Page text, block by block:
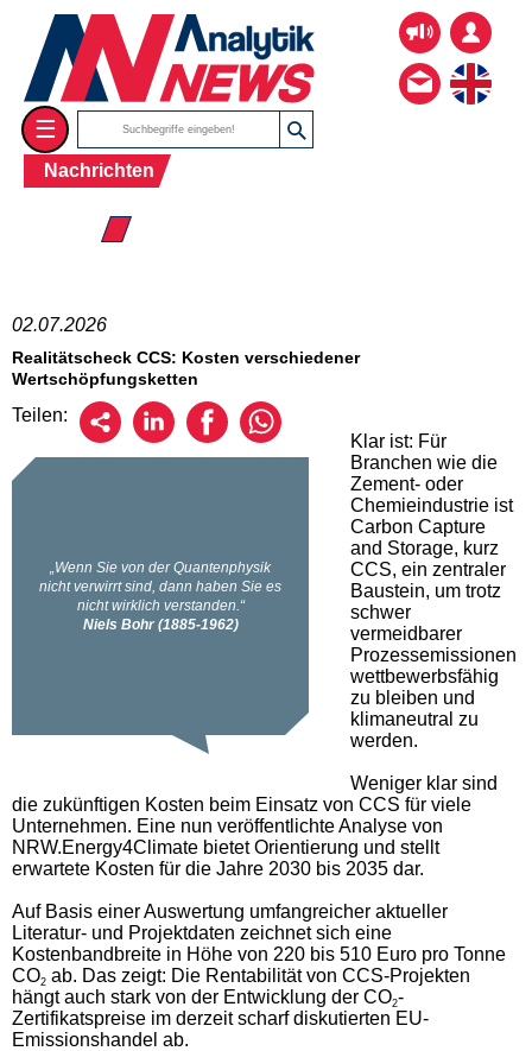
☰
Nachrichten
☰ 2026
02.07.2026
Realitätscheck CCS: Kosten verschiedener
Wertschöpfungsketten
Teilen:
Klar ist: Für
Branchen wie die
Zement- oder
Chemieindustrie ist
Carbon Capture
and Storage, kurz
CCS, ein zentraler
Baustein, um trotz
schwer
vermeidbarer
Prozessemissionen
wettbewerbsfähig
zu bleiben und
klimaneutral zu
werden.
Weniger klar sind
die zukünftigen Kosten beim Einsatz von CCS für viele
Unternehmen. Eine nun veröffentlichte Analyse von
NRW.Energy4Climate bietet Orientierung und stellt
erwartete Kosten für die Jahre 2030 bis 2035 dar.
Auf Basis einer Auswertung umfangreicher aktueller
Literatur- und Projektdaten zeichnet sich eine
Kostenbandbreite in Höhe von 220 bis 510 Euro pro Tonne
CO2 ab. Das zeigt: Die Rentabilität von CCS-Projekten
hängt auch stark von der Entwicklung der CO2-
Zertifikatspreise im derzeit scharf diskutierten EU-
Emissionshandel ab.